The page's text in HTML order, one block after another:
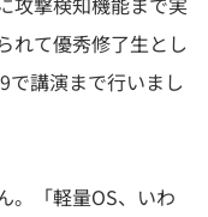
れて優秀修了生とし
で講演まで行いまし
。「軽量OS、いわ